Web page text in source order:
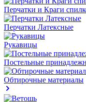
Перчатки и Краги
Перчатки Латексные
Рукавицы
Постельные
Обтирочные материалы